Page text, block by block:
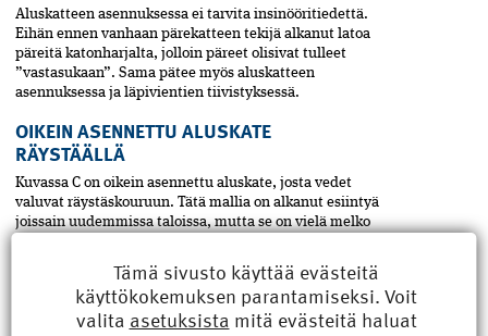
Aluskatteen asennuksessa ei tarvita insinööritiedettä.
Eihän ennen vanhaan pärekatteen tekijä alkanut latoa
päreitä katonharjalta, jolloin päreet olisivat tulleet
”vastasukaan”. Sama pätee myös aluskatteen
asennuksessa ja läpivientien tiivistyksessä.
OIKEIN ASENNETTU ALUSKATE
RÄYSTÄÄLLÄ
Kuvassa C on oikein asennettu aluskate, josta vedet
valuvat räystäskouruun. Tätä mallia on alkanut esiintyä
joissain uudemmissa taloissa, mutta se on vielä melko
Kuva C. Oikein asennettu aluskate. Vedet valuvat
räystäskouruun asti. RT 85-10847, kesäkuu 2005.
Tämä sivusto käyttää evästeitä
käyttökokemuksen parantamiseksi. Voit
valita asetuksista mitä evästeitä haluat